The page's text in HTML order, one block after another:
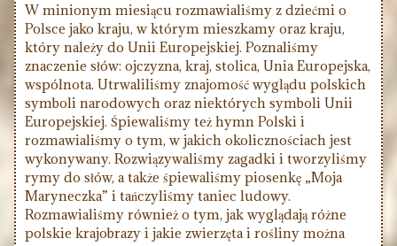
W minionym miesiącu rozmawialiśmy z dziećmi o
Polsce jako kraju, w którym mieszkamy oraz kraju,
który należy do Unii Europejskiej. Poznaliśmy
znaczenie słów: ojczyzna, kraj, stolica, Unia Europejska,
wspólnota. Utrwaliliśmy znajomość wyglądu polskich
symboli narodowych oraz niektórych symboli Unii
Europejskiej. Śpiewaliśmy też hymn Polski i
rozmawialiśmy o tym, w jakich okolicznościach jest
wykonywany. Rozwiązywaliśmy zagadki i tworzyliśmy
rymy do słów, a także śpiewaliśmy piosenkę „Moja
Maryneczka” i tańczyliśmy taniec ludowy.
Rozmawialiśmy również o tym, jak wyglądają różne
polskie krajobrazy i jakie zwierzęta i rośliny można